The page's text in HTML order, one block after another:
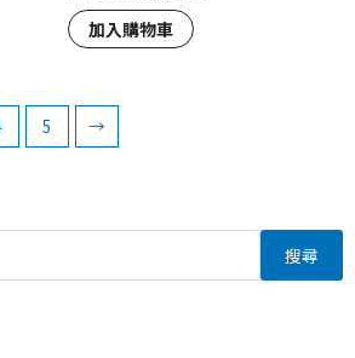
搜尋
加入購物車
5 →